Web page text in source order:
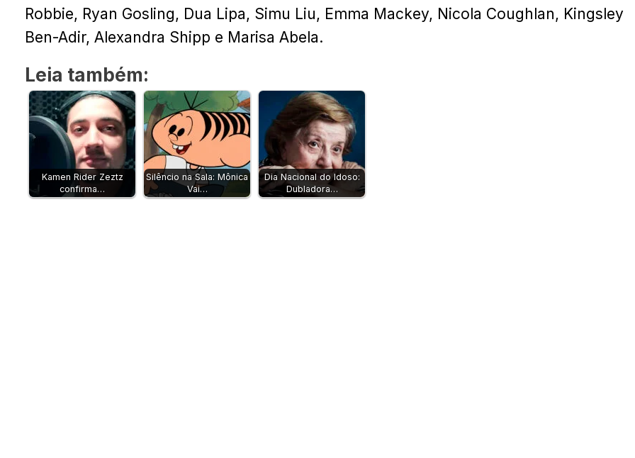
Robbie, Ryan Gosling, Dua Lipa, Simu Liu, Emma Mackey, Nicola Coughlan, Kingsley
Ben-Adir, Alexandra Shipp e Marisa Abela.
Leia também:
Kamen Rider Zeztz
confirma…
Silêncio na Sala: Mônica
Vai…
Dia Nacional do Idoso:
Dubladora…